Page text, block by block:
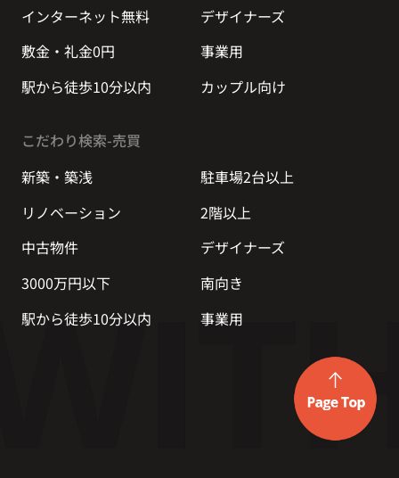
インターネット無料
デザイナーズ
敷金・礼金0円
事業用
駅から徒歩10分以内
カップル向け
こだわり検索-売買
新築・築浅
駐車場2台以上
リノベーション
2階以上
中古物件
デザイナーズ
3000万円以下
南向き
駅から徒歩10分以内
事業用